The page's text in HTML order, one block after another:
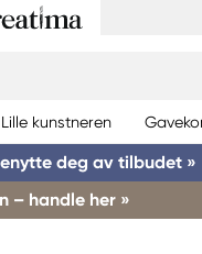
Lille kunstneren
deg av tilbudet »
– handle her »